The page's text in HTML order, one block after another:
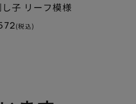
し子 リーフ模様
(税込)